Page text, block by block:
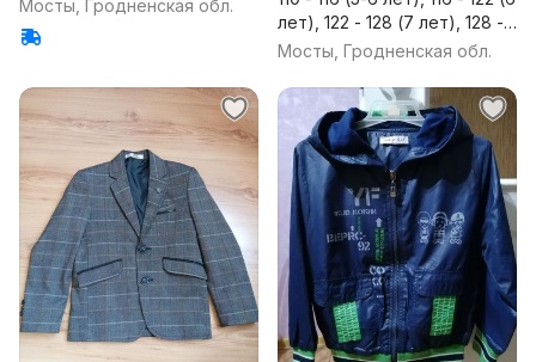
Мосты, Гродненская обл.
лет), 122 - 128 (7 лет), 128 -
134 (8 лет), 134 - 140 (9 лет),
(11 лет), 152 - 158 (12 лет),
158 - 164 (13 лет), 164 - 170
Мосты, Гродненская обл.